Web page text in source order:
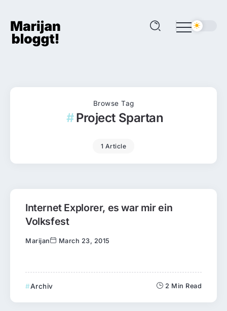
Browse Tag
Project Spartan
1 Article
Internet Explorer, es war mir ein
Volksfest
Marijan March 23, 2015
Archiv 2 Min Read